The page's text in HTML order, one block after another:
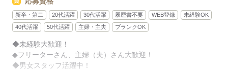
作業は同じことを繰り返し行うので
未経験からでもすぐにできるようになりますよ。
＜その他にも…＞
●商品の検品・チェック
●梱包・ピッキング
新卒・第二 20代活躍 30代活躍 履歴書不要 WEB登録
未経験OK
40代活躍
50代活躍 主婦・主夫 ブランクOK
◆未経験大歓迎！
◆フリーターさん、主婦（夫）さん大歓迎！
◆男女スタッフ活躍中！